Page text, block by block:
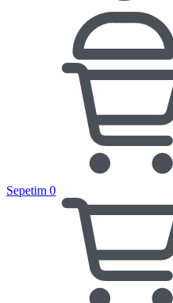
Sepetim 0